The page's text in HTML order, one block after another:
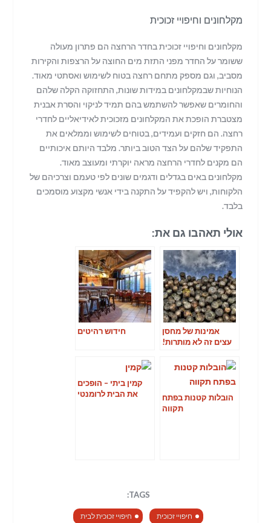
מקלחונים וחיפויי זכוכית
מקלחונים וחיפויי זכוכית בחדר הרחצה הם פתרון מעולה
ששומר על החדר מפני התזת מים החוצה על הרצפות והקירות
מסביב, וגם מספק מתחם רחצה בטוח לשימוש ואסתטי מאוד.
הנוחיות שבמקלחונים במידות שונות, התחזוקה הקלה שלהם
והחומרים שאפשר להשתמש בהם תמיד לניקוי והסרת אבנית
מצטברת הופכת את המקלחונים מזכוכית לאידיאליים לחדרי
רחצה. הם חזקים ועמידים, בטוחים לשימוש וממלאים את
התפקיד שלהם על הצד הטוב ביותר. מלבד היותם איכותיים
הם מקנים לחדרי הרחצה מראה יוקרתי ומעוצב מאוד.
מקלחונים באים בגדלים ודגמים שונים לפי טעמם וצרכיהם של
הלקוחות, ויש להקפיד על התקנה בידי אנשי מקצוע מוסמכים
בלבד.
אולי תאהבו גם את:
אמינות של מחסן
עצים זה לא מותרות!
חידוש רהיטים
הובלות קטנות בפתח
תקווה
קמין ביתי – הופכים
את הבית לרומנטי
TAGS:
חיפויי זכוכית חיפויי זכוכית לבית